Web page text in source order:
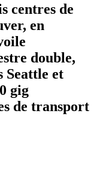
de
en
double,
Seattle et
gig
de transport